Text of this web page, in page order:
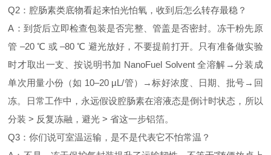
Q2：腔肠素类底物看起来怕光怕氧，收到后怎么转存最稳？
A：到货后立即检查包装是否完整、管盖是否密封。冻干粉先原
管 –20 ℃ 或 –80 ℃ 避光放好，不要提前打开。只有准备做实验
时才取出一支、按说明书加 NanoFuel Solvent 全溶解→分装成
单次用量小份（如 10–20 µL/管）→标好浓度、日期、批号→回
冻。日常工作中，永远假设腔肠素在溶液态是倒计时状态，所以
分装 > 反复冻融，避光 > 省这一步铝箔。
Q3：你们说可室温运输，是不是代表它不怕常温？